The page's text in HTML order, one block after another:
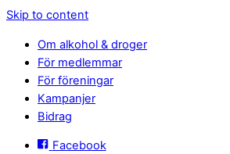
Skip to content
Om alkohol & droger
För medlemmar
För föreningar
Kampanjer
Bidrag
Facebook